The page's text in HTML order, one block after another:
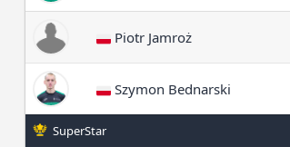
Piotr Jamroż
Szymon Bednarski
SuperStar